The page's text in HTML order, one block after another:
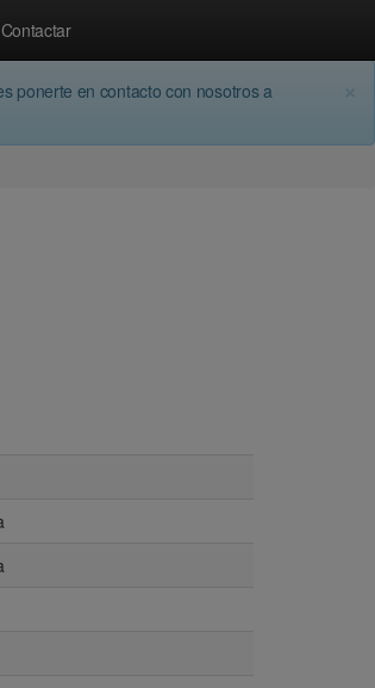
Contactar
ponerte en contacto con nosotros a